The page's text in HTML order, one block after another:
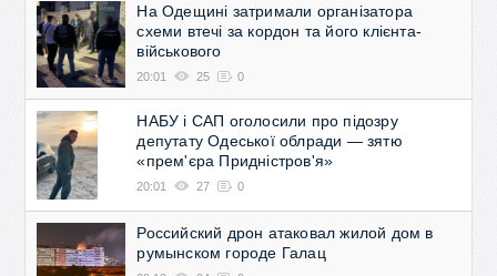
На Одещині затримали організатора
схеми втечі за кордон та його клієнта-
військового
20:01 25 0
НАБУ і САП оголосили про підозру
депутату Одеської облради — зятю
«прем'єра Придністров'я»
20:01 27 0
Российский дрон атаковал жилой дом в
румынском городе Галац